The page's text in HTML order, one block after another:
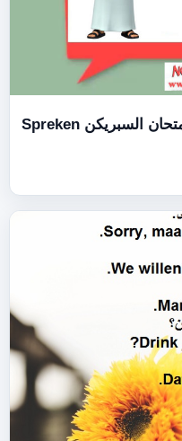
الجزء 3 – بالفيديو تدريب علي امتحان السبريكن Spreken